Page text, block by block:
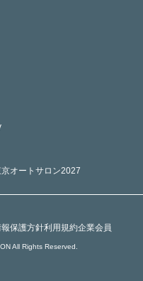
オートサロン2027
保護方針利用規約企業会員
All Rights Reserved.